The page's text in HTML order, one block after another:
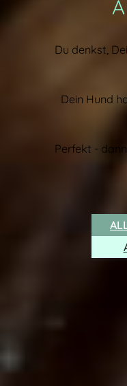
Du denkst,
Dein Hund
Perfekt -